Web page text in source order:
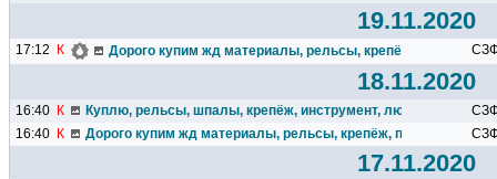
19.11.2020
17:12 К Дорого купим жд материалы, рельсы, крепёж, путевой
18.11.2020
16:40 К Куплю, рельсы, шпалы, крепёж, инструмент, любые жд
16:40 К Дорого купим жд материалы, рельсы, крепёж, путевой
17.11.2020